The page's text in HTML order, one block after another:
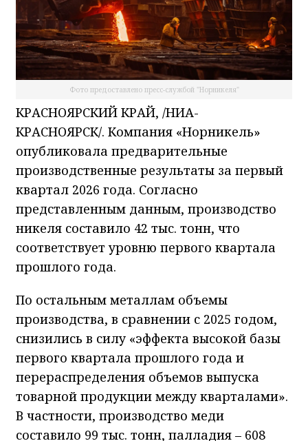
Фото предоставлено пресс-службой "Норникеля"
КРАСНОЯРСКИЙ КРАЙ, /НИА-
КРАСНОЯРСК/. Компания «Норникель»
опубликовала предварительные
производственные результаты за первый
квартал 2026 года. Согласно
представленным данным, производство
никеля составило 42 тыс. тонн, что
соответствует уровню первого квартала
прошлого года.
По остальным металлам объемы
производства, в сравнении с 2025 годом,
снизились в силу «эффекта высокой базы
первого квартала прошлого года и
перераспределения объемов выпуска
товарной продукции между кварталами».
В частности, производство меди
составило 99 тыс. тонн, палладия – 608